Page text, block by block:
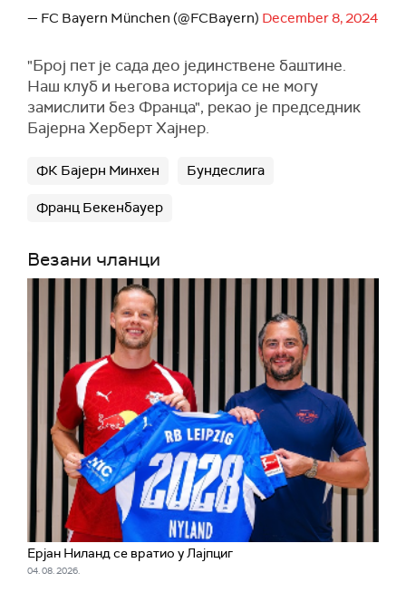
— FC Bayern München (@FCBayern) December 8, 2024
"Број пет је сада део јединствене баштине.
Наш клуб и његова историја се не могу
замислити без Франца", рекао је председник
Бајерна Херберт Хајнер.
ФК Бајерн Минхен Бундеслига
Франц Бекенбауер
Везани чланци
Ерјан Ниланд се вратио у Лајпциг
04. 08. 2026.